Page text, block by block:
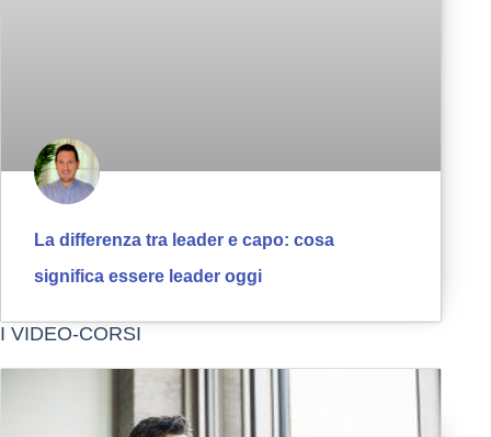
La differenza tra leader e capo: cosa
significa essere leader oggi
I VIDEO-CORSI